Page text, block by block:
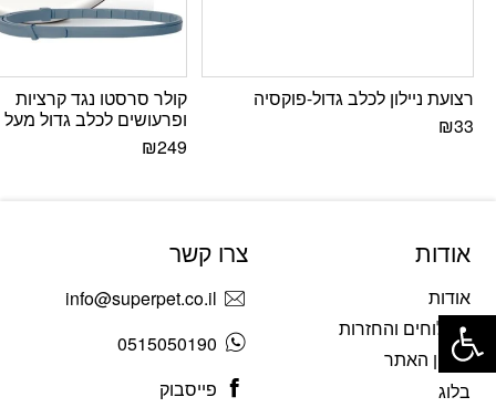
רצועת ניילון לכלב גדול-פוקסיה
₪33
קולר סרסטו נגד קרציות
ופרעושים לכלב גדול מעל 8 ק”ג
₪249
אודות
אודות
משלוחים והחזרות
תקנון האתר
בלוג
צרו קשר
info@superpet.co.il
0515050190
פייסבוק
פתח סרגל נגישות